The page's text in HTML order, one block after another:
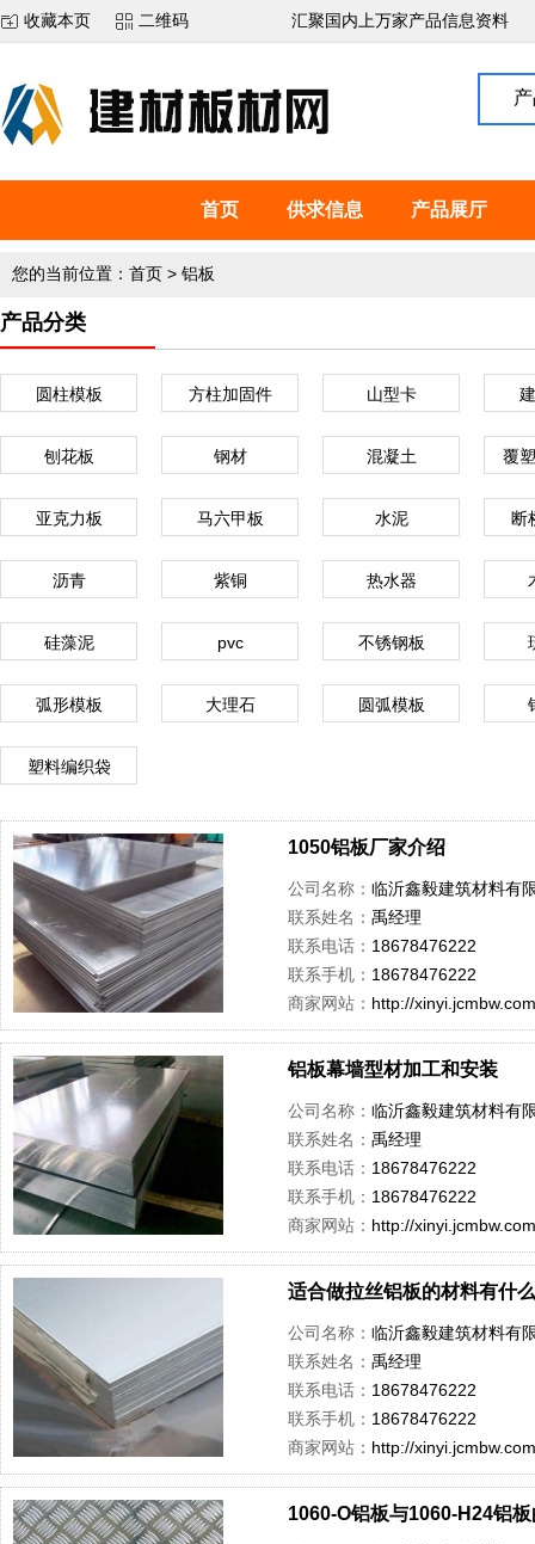
收藏本页 二维码 汇聚国内上万家产品信息资料
首页 供求信息 产品展厅
您的当前位置： 首页 > 铝板
产品分类
圆柱模板 方柱加固件 山型卡
刨花板 钢材 混凝土 覆
亚克力板 马六甲板 水泥 断
沥青 紫铜 热水器
硅藻泥 pvc 不锈钢板
弧形模板 大理石 圆弧模板
塑料编织袋
1050铝板厂家介绍
公司名称： 临沂鑫毅建筑材料有
联系姓名： 禹经理
联系电话： 18678476222
联系手机： 18678476222
商家网站： http://xinyi.jcmbw.com
铝板幕墙型材加工和安装
公司名称： 临沂鑫毅建筑材料有
联系姓名： 禹经理
联系电话： 18678476222
联系手机： 18678476222
商家网站： http://xinyi.jcmbw.com
适合做拉丝铝板的材料有什
公司名称： 临沂鑫毅建筑材料有
联系姓名： 禹经理
联系电话： 18678476222
联系手机： 18678476222
商家网站： http://xinyi.jcmbw.com
1060-O铝板与1060-H24铝